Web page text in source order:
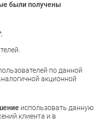
были получены
по данной
акционной
использовать данную
клиента и в